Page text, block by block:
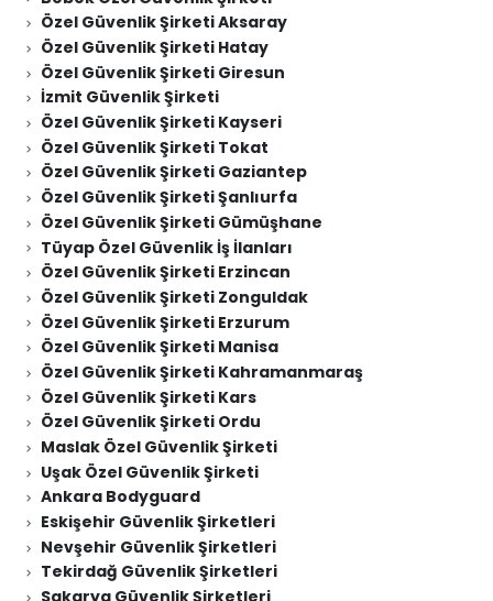
Özel Güvenlik Şirketi Aksaray
Özel Güvenlik Şirketi Hatay
Özel Güvenlik Şirketi Giresun
İzmit Güvenlik Şirketi
Özel Güvenlik Şirketi Kayseri
Özel Güvenlik Şirketi Tokat
Özel Güvenlik Şirketi Gaziantep
Özel Güvenlik Şirketi Şanlıurfa
Özel Güvenlik Şirketi Gümüşhane
Tüyap Özel Güvenlik İş İlanları
Özel Güvenlik Şirketi Erzincan
Özel Güvenlik Şirketi Zonguldak
Özel Güvenlik Şirketi Erzurum
Özel Güvenlik Şirketi Manisa
Özel Güvenlik Şirketi Kahramanmaraş
Özel Güvenlik Şirketi Kars
Özel Güvenlik Şirketi Ordu
Maslak Özel Güvenlik Şirketi
Uşak Özel Güvenlik Şirketi
Ankara Bodyguard
Eskişehir Güvenlik Şirketleri
Nevşehir Güvenlik Şirketleri
Tekirdağ Güvenlik Şirketleri